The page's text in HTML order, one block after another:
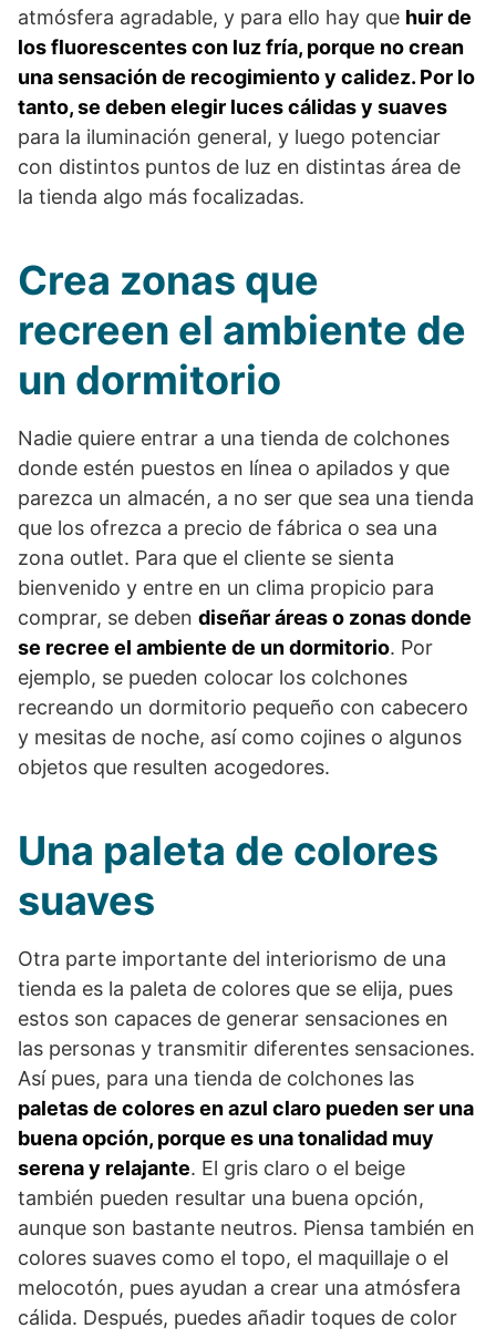
atmósfera agradable, y para ello hay que huir de
los fluorescentes con luz fría, porque no crean
una sensación de recogimiento y calidez. Por lo
tanto, se deben elegir luces cálidas y suaves
para la iluminación general, y luego potenciar
con distintos puntos de luz en distintas área de
la tienda algo más focalizadas.
Crea zonas que
recreen el ambiente de
un dormitorio
Nadie quiere entrar a una tienda de colchones
donde estén puestos en línea o apilados y que
parezca un almacén, a no ser que sea una tienda
que los ofrezca a precio de fábrica o sea una
zona outlet. Para que el cliente se sienta
bienvenido y entre en un clima propicio para
comprar, se deben diseñar áreas o zonas donde
se recree el ambiente de un dormitorio. Por
ejemplo, se pueden colocar los colchones
recreando un dormitorio pequeño con cabecero
y mesitas de noche, así como cojines o algunos
objetos que resulten acogedores.
Una paleta de colores
suaves
Otra parte importante del interiorismo de una
tienda es la paleta de colores que se elija, pues
estos son capaces de generar sensaciones en
las personas y transmitir diferentes sensaciones.
Así pues, para una tienda de colchones las
paletas de colores en azul claro pueden ser una
buena opción, porque es una tonalidad muy
serena y relajante. El gris claro o el beige
también pueden resultar una buena opción,
aunque son bastante neutros. Piensa también en
colores suaves como el topo, el maquillaje o el
melocotón, pues ayudan a crear una atmósfera
cálida. Después, puedes añadir toques de color